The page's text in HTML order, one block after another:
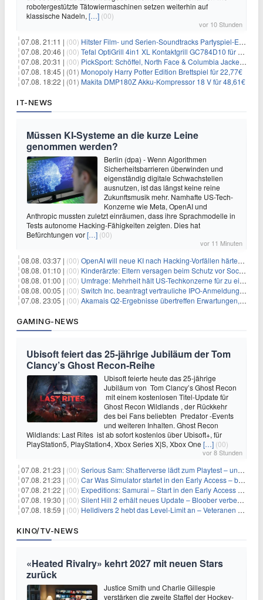
robotergestützte Tätowiermaschinen setzen weiterhin auf
klassische Nadeln, […] (00)
vor 10 Stunden
07.08. 21:11 | (00) Hitster Film- und Serien-Soundtracks Partyspiel-Erweiterung für 6,99€
07.08. 20:46 | (00) Tefal OptiGrill 4in1 XL Kontaktgrill GC784D10 für 239,99€
07.08. 20:31 | (00) PickSport: Schöffel, North Face & Columbia Jacken ab 39,60€
07.08. 18:45 | (01) Monopoly Harry Potter Edition Brettspiel für 22,77€
07.08. 18:22 | (01) Makita DMP180Z Akku-Kompressor 18 V für 48,61€
IT-NEWS
Müssen KI-Systeme an die kurze Leine
genommen werden?
Berlin (dpa) - Wenn Algorithmen
Sicherheitsbarrieren überwinden und
eigenständig digitale Schwachstellen
ausnutzen, ist das längst keine reine
Zukunftsmusik mehr. Namhafte US-Tech-
Konzerne wie Meta, OpenAI und
Anthropic mussten zuletzt einräumen, dass ihre Sprachmodelle in
Tests autonome Hacking-Fähigkeiten zeigten. Dies hat
Befürchtungen vor[…] (00)
vor 11 Minuten
08.08. 03:37 | (00) OpenAI will neue KI nach Hacking-Vorfällen härter überwachen
08.08. 01:10 | (00) Kinderärzte: Eltern versagen beim Schutz vor Social Media
08.08. 01:00 | (00) Umfrage: Mehrheit hält US-Techkonzerne für zu einflussreich
08.08. 00:05 | (00) Switch Inc. beantragt vertrauliche IPO-Anmeldung im Zuge des AI-Booms
07.08. 23:05 | (00) Akamais Q2-Ergebnisse übertreffen Erwartungen, doch Aktien fallen: Ein tieferer Blick
GAMING-NEWS
Ubisoft feiert das 25-jährige Jubiläum der Tom
Clancy’s Ghost Recon-Reihe
Ubisoft feierte heute das 25-jährige
Jubiläum von Tom Clancy’s Ghost Recon
mit einem kostenlosen Titel-Update für
Ghost Recon Wildlands , der Rückkehr
des bei Fans beliebten Predator -Events
und weiteren Inhalten. Ghost Recon
Wildlands: Last Rites ist ab sofort kostenlos über Ubisoft+, für
PlayStation5, PlayStation4, Xbox Series X|S, Xbox One […] (00)
vor 8 Stunden
07.08. 21:23 | (00) Serious Sam: Shatterverse lädt zum Playtest – und erscheint schon bald!
07.08. 21:23 | (00) Car Was Simulator startet in den Early Access – bald gehts los!
07.08. 21:22 | (00) Expeditions: Samurai – Start in den Early Access ab heute im feudalen Japan
07.08. 19:30 | (00) Silent Hill 2 erhält neues Update – Bloober verbessert Grafik und Performance
07.08. 18:59 | (00) Helldivers 2 hebt das Level-Limit an – Veteranen können endlich weiter aufsteigen
KINO/TV-NEWS
«Heated Rivalry» kehrt 2027 mit neuen Stars
zurück
Justice Smith und Charlie Gillespie
verstärken die zweite Staffel der Hockey-